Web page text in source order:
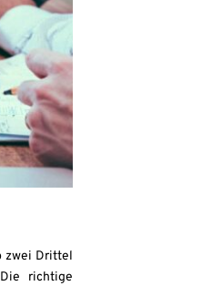
zwei Drittel
richtige